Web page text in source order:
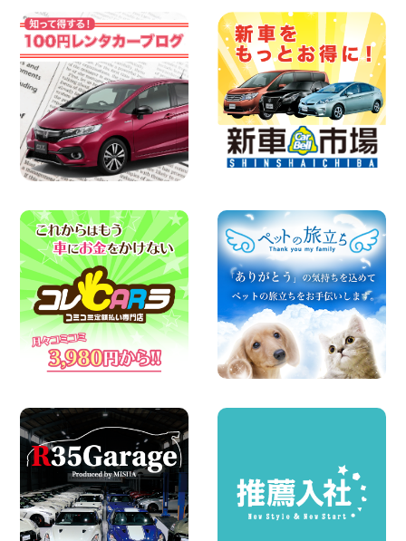
100円レンタカー 中川かの里
2026年08月07日
☆ 夏休みクーポン登場!最大9,500円おト
ク! ☆ 鳥取県 鳥取青谷店
100円レンタカー 鳥取青谷
2026年08月07日
人気のハイエース!! 大阪府 寝屋川太間東
町店
100円レンタカー 寝屋川太間東町
2026年08月07日
夏季休暇のお知らせ 東京都 墨田両国店
100円レンタカー 墨田両国
2026年08月07日
夏季休暇のお知らせ 東京都 墨田文花店
100円レンタカー 墨田文花
2026年08月07日
お盆も休まず営業します! 神奈川県 横浜
旭南本宿町店
100円レンタカー 横浜旭南本宿町
2026年08月07日
坂出川津店
【カーシェアのレンタカーが2台になりま
した!】 岐阜県 各務原那加店
100円レンタカー 各務原那加
2026年08月06日